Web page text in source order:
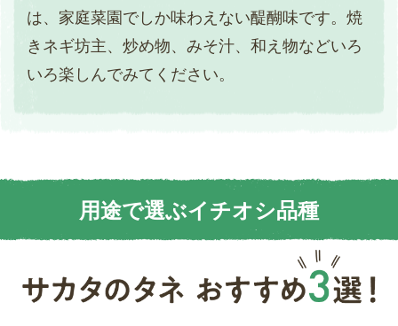
は、家庭菜園でしか味わえない醍醐味です。焼
きネギ坊主、炒め物、みそ汁、和え物などいろ
いろ楽しんでみてください。
用途で選ぶイチオシ品種